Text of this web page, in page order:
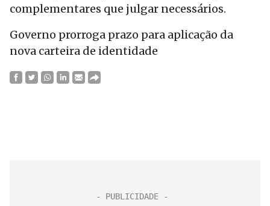
complementares que julgar necessários.
Governo prorroga prazo para aplicação da
nova carteira de identidade